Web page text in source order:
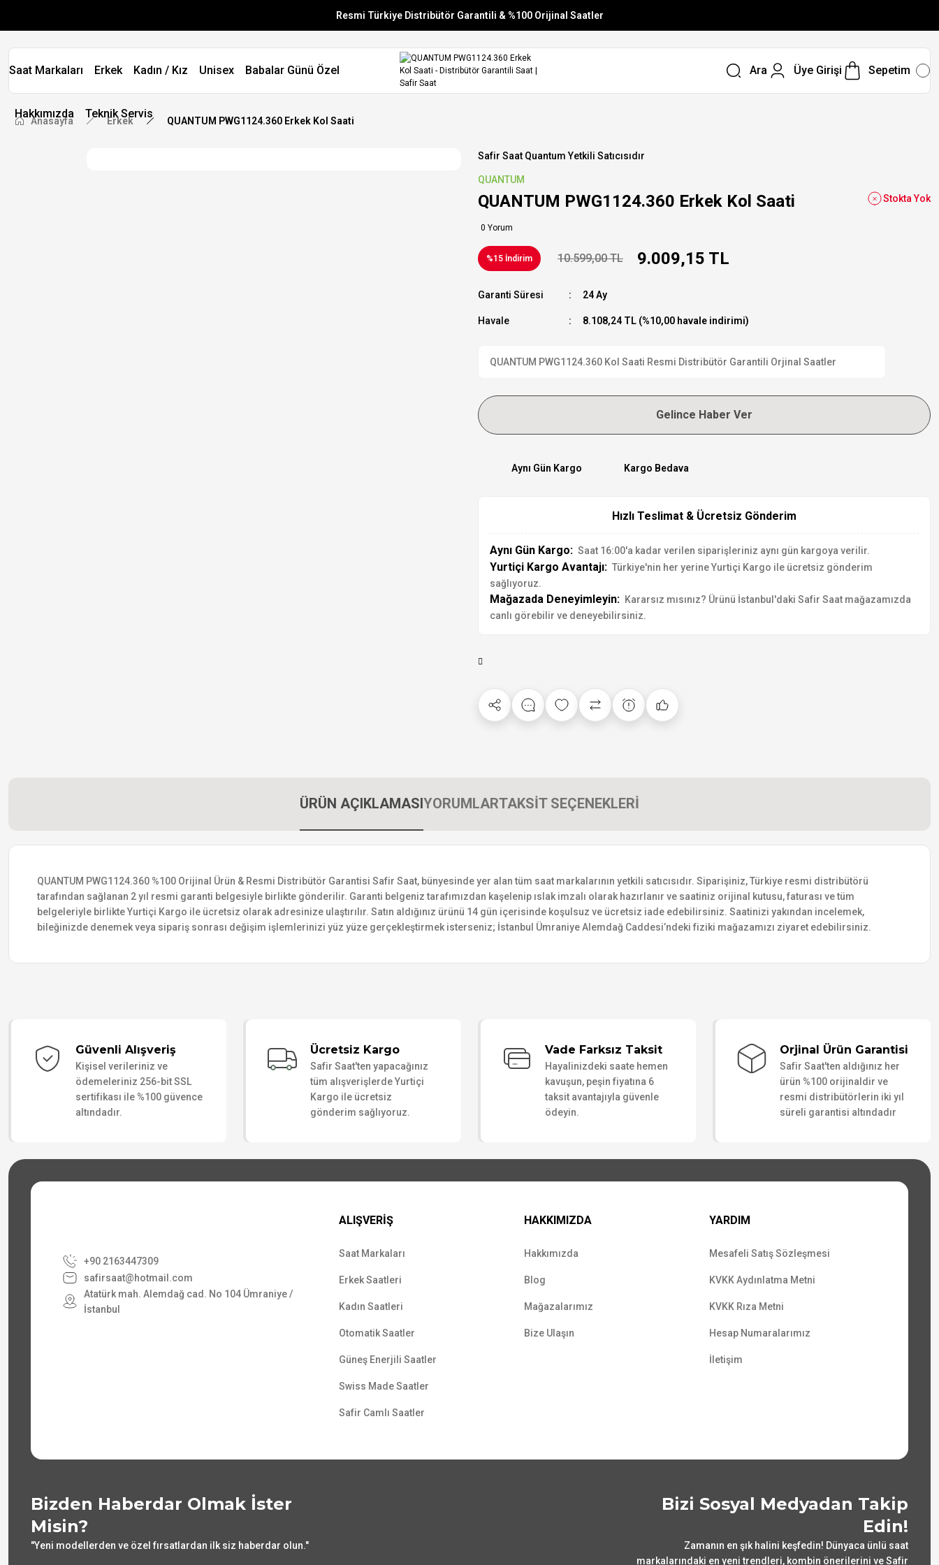
Resmi Türkiye Distribütör Garantili & %100 Orijinal Saatler
Vade Farksız 6 Taksit
Aynı Gün Stoktan Gönderim
Saat Markaları Erkek Kadın / Kız Unisex Babalar Günü Özel
Hakkımızda Teknik Servis
Ara Üye Girişi Sepetim
Anasayfa Erkek QUANTUM PWG1124.360 Erkek Kol Saati
Safir Saat Quantum Yetkili Satıcısıdır
QUANTUM
QUANTUM PWG1124.360 Erkek Kol Saati
0 Yorum
Stokta Yok
%15 İndirim 10.599,00 TL 9.009,15 TL
Garanti Süresi 24 Ay
Havale 8.108,24 TL (%10,00 havale indirimi)
QUANTUM PWG1124.360 Kol Saati Resmi Distribütör Garantili Orjinal Saatler
Gelince Haber Ver
Aynı Gün Kargo Kargo Bedava
Hızlı Teslimat & Ücretsiz Gönderim
Aynı Gün Kargo: Saat 16:00'a kadar verilen siparişleriniz aynı gün kargoya verilir.
Yurtiçi Kargo Avantajı: Türkiye'nin her yerine Yurtiçi Kargo ile ücretsiz gönderim
sağlıyoruz.
Mağazada Deneyimleyin: Kararsız mısınız? Ürünü İstanbul'daki Safir Saat mağazamızda
canlı görebilir ve deneyebilirsiniz.
ÜRÜN AÇIKLAMASIYORUMLARTAKSİT SEÇENEKLERİ
QUANTUM PWG1124.360 %100 Orijinal Ürün & Resmi Distribütör Garantisi Safir Saat, bünyesinde yer alan tüm saat markalarının yetkili satıcısıdır. Siparişiniz, Türkiye resmi distribütörü
tarafından sağlanan 2 yıl resmi garanti belgesiyle birlikte gönderilir. Garanti belgeniz tarafımızdan kaşelenip ıslak imzalı olarak hazırlanır ve saatiniz orijinal kutusu, faturası ve tüm
belgeleriyle birlikte Yurtiçi Kargo ile ücretsiz olarak adresinize ulaştırılır. Satın aldığınız ürünü 14 gün içerisinde koşulsuz ve ücretsiz iade edebilirsiniz. Saatinizi yakından incelemek,
bileğinizde denemek veya sipariş sonrası değişim işlemlerinizi yüz yüze gerçekleştirmek isterseniz; İstanbul Ümraniye Alemdağ Caddesi’ndeki fiziki mağazamızı ziyaret edebilirsiniz.
Güvenli Alışveriş
Kişisel verileriniz ve
ödemeleriniz 256-bit SSL
sertifikası ile %100 güvence
altındadır.
Ücretsiz Kargo
Safir Saat'ten yapacağınız
tüm alışverişlerde Yurtiçi
Kargo ile ücretsiz
gönderim sağlıyoruz.
Vade Farksız Taksit
Hayalinizdeki saate hemen
kavuşun, peşin fiyatına 6
taksit avantajıyla güvenle
ödeyin.
Orjinal Ürün Garantisi
Safir Saat'ten aldığınız her
ürün %100 orijinaldir ve
resmi distribütörlerin iki yıl
süreli garantisi altındadır
+90 2163447309
safirsaat@hotmail.com
Atatürk mah. Alemdağ cad. No 104 Ümraniye /
İstanbul
ALIŞVERİŞ
Saat Markaları
Erkek Saatleri
Kadın Saatleri
Otomatik Saatler
Güneş Enerjili Saatler
Swiss Made Saatler
Safir Camlı Saatler
HAKKIMIZDA
Hakkımızda
Blog
Mağazalarımız
Bize Ulaşın
YARDIM
Mesafeli Satış Sözleşmesi
KVKK Aydınlatma Metni
KVKK Rıza Metni
Hesap Numaralarımız
İletişim
Bizden Haberdar Olmak İster
Misin?
"Yeni modellerden ve özel fırsatlardan ilk siz haberdar olun."
Bizi Sosyal Medyadan Takip
Edin!
Zamanın en şık halini keşfedin! Dünyaca ünlü saat
markalarındaki en yeni trendleri, kombin önerilerini ve Safir